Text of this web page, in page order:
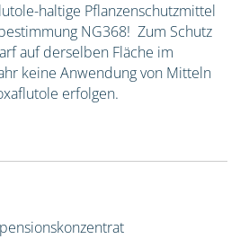
haltige Pflanzenschutzmittel
NG368! Zum Schutz
auf derselben Fläche im
keine Anwendung von Mitteln
erfolgen.